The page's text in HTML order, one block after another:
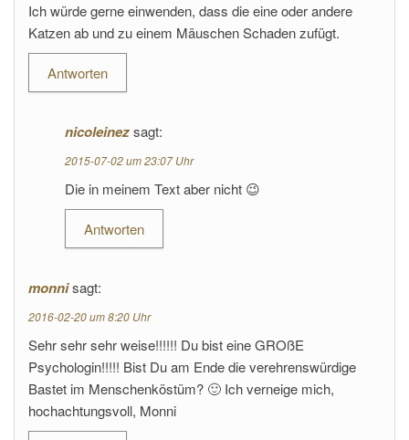
Ich würde gerne einwenden, dass die eine oder andere
Katzen ab und zu einem Mäuschen Schaden zufügt.
Antworten
nicoleinezsagt:
2015-07-02 um 23:07 Uhr
Die in meinem Text aber nicht 😉
Antworten
monnisagt:
2016-02-20 um 8:20 Uhr
Sehr sehr sehr weise!!!!!! Du bist eine GROßE
Psychologin!!!!! Bist Du am Ende die verehrenswürdige
Bastet im Menschenköstüm? 🙂 Ich verneige mich,
hochachtungsvoll, Monni